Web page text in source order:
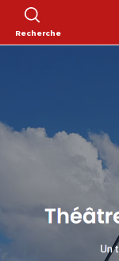
Recherche